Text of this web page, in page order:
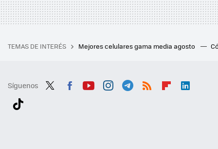
TEMAS DE INTERÉS Mejores celulares gama media agosto
Síguenos